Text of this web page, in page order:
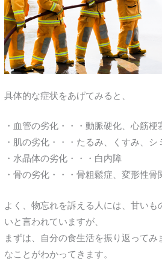
具体的な症状をあげてみると、
・血管の劣化・・・動脈硬化、心筋梗
・肌の劣化・・・たるみ、くすみ、シ
・水晶体の劣化・・・白内障
・骨の劣化・・・骨粗鬆症、変形性
よく、物忘れを訴える人には、甘いも
いと言われていますが、
まずは、自分の食生活を振り返ってみ
なことがわかってきます。